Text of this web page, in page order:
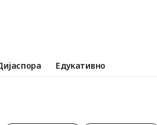
Едукативно